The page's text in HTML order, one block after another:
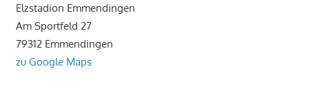
Elzstadion Emmendingen
Am Sportfeld 27
79312 Emmendingen
zu Google Maps